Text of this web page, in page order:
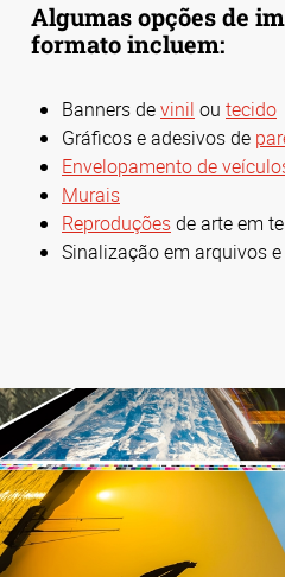
Algumas opções de
formato incluem:
Banners devinil ou tecido
Gráficos e adesivos de
Envelopamento de
Murais
Reproduçõesde arte em
Sinalização em arquivos